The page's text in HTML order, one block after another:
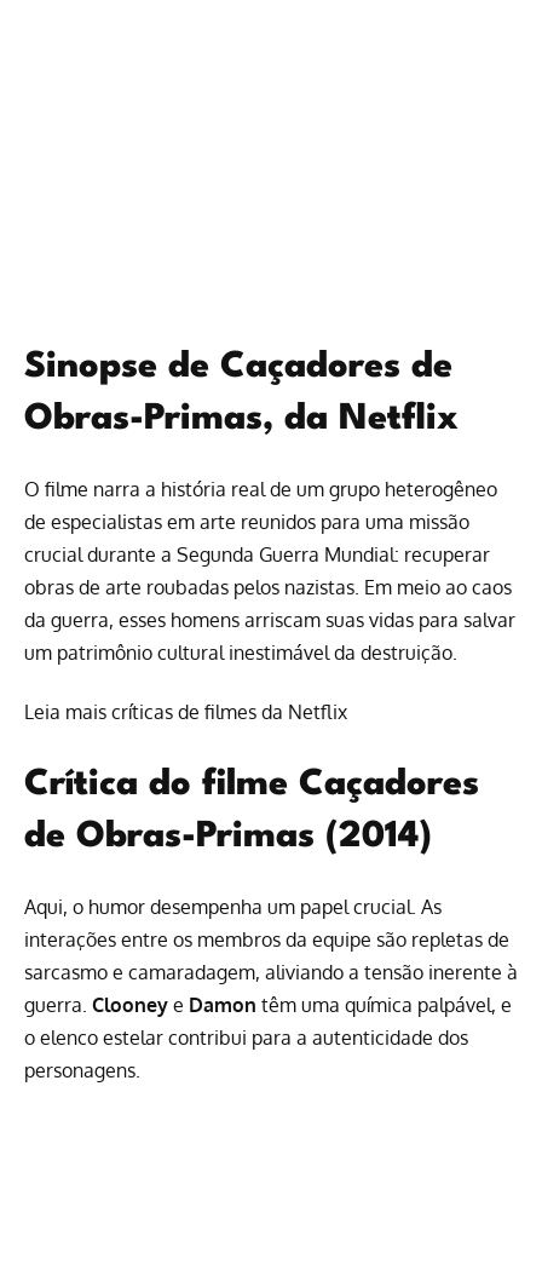
Sinopse de Caçadores de
Obras-Primas, da Netflix
O filme narra a história real de um grupo heterogêneo
de especialistas em arte reunidos para uma missão
crucial durante a Segunda Guerra Mundial: recuperar
obras de arte roubadas pelos nazistas. Em meio ao caos
da guerra, esses homens arriscam suas vidas para salvar
um patrimônio cultural inestimável da destruição.
Leia mais críticas de filmes da Netflix
Crítica do filme Caçadores
de Obras-Primas (2014)
Aqui, o humor desempenha um papel crucial. As
interações entre os membros da equipe são repletas de
sarcasmo e camaradagem, aliviando a tensão inerente à
guerra. Clooney e Damon têm uma química palpável, e
o elenco estelar contribui para a autenticidade dos
personagens.